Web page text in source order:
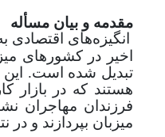
مقدمه و بیان مسأله
انگیزه‌های
اخیر در کشورهای
تبدیل شده است. این
هستند که در بازار
فرزندان مهاجران
میزبان بپردازند و در